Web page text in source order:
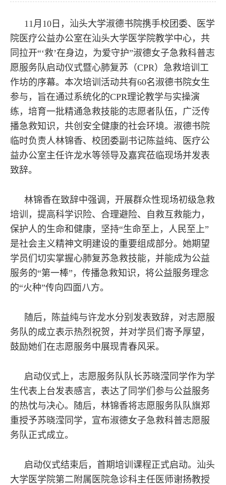
11月10日，汕头大学淑德书院携手校团委、医学
院医疗公益办公室在汕头大学医学院教学中心，共
同拉开“‘救’在身边，为爱守护”淑德女子急救科普志
愿服务队启动仪式暨心肺复苏（CPR）急救培训工
作坊的序幕。本次培训活动共有60名淑德书院女生
参与，旨在通过系统化的CPR理论教学与实操演
练，培育一批精通急救技能的志愿者队伍，广泛传
播急救知识，共创安全健康的社会环境。淑德书院
临时负责人林锦香、校团委副书记陈益纯、医疗公
益办公室主任许龙水等领导及嘉宾莅临现场并发表
致辞。
林锦香在致辞中强调，开展群众性现场初级急救
培训，提高科学识险、合理避险、自救互救能力，
保护人的生命和健康，坚持“生命至上，人民至上”
是社会主义精神文明建设的重要组成部分。她期望
学员们切实掌握心肺复苏急救技能，并能成为公益
服务的“第一棒”，传播急救知识，将公益服务理念
的“火种”传向四面八方。
随后，陈益纯与许龙水分别发表致辞，对志愿服
务队的成立表示热烈祝贺，并对学员们寄予厚望，
鼓励她们在志愿服务中展现青春风采。
启动仪式上，志愿服务队队长苏晓滢同学作为学
生代表上台发表感言，表达了同学们参与公益服务
的热忱与决心。随后，林锦香将志愿服务队队旗郑
重授予苏晓滢同学，宣布淑德女子急救科普志愿服
务队正式成立。
启动仪式结束后，首期培训课程正式启动。汕头
大学医学院第二附属医院急诊科主任医师谢扬教授